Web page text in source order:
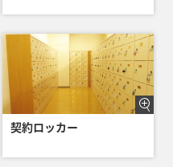
契約ロッカー